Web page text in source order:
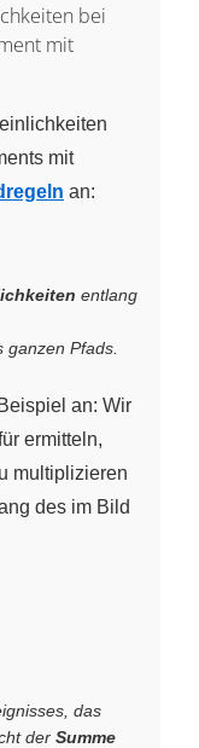
bei
mit
mit
an:
entlang
ganzen Pfads.
an: Wir
ermitteln,
multiplizieren
des im Bild
das
der Summe